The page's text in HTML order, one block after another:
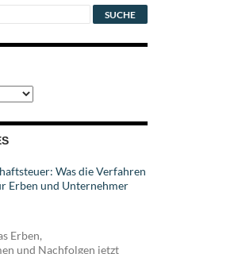
Was die Verfahren
Erben und Unternehmer
Erben,
und Nachfolgen jetzt